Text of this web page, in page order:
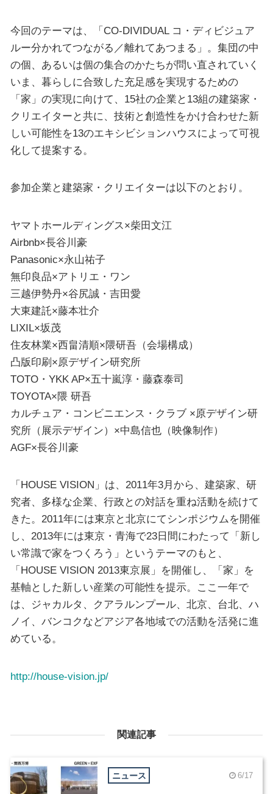
今回のテーマは、「CO-DIVIDUAL コ・ディビジュア
ルー分かれてつながる／離れてあつまる」。集団の中
の個、あるいは個の集合のかたちが問い直されていく
いま、暮らしに合致した充足感を実現するための
「家」の実現に向けて、15社の企業と13組の建築家・
クリエイターと共に、技術と創造性をかけ合わせた新
しい可能性を13のエキシビションハウスによって可視
化して提案する。
参加企業と建築家・クリエイターは以下のとおり。
ヤマトホールディングス×柴田文江
Airbnb×長谷川豪
Panasonic×永山祐子
無印良品×アトリエ・ワン
三越伊勢丹×谷尻誠・吉田愛
大東建託×藤本壮介
LIXIL×坂茂
住友林業×西畠清順×隈研吾（会場構成）
凸版印刷×原デザイン研究所
TOTO・YKK AP×五十嵐淳・藤森泰司
TOYOTA×隈 研吾
カルチュア・コンビニエンス・クラブ ×原デザイン研
究所（展示デザイン）×中島信也（映像制作）
AGF×長谷川豪
「HOUSE VISION」は、2011年3月から、建築家、研
究者、多様な企業、行政との対話を重ね活動を続けて
きた。2011年には東京と北京にてシンポジウムを開催
し、2013年には東京・青海で23日間にわたって「新し
い常識で家をつくろう」というテーマのもと、
「HOUSE VISION 2013東京展」を開催し、「家」を
基軸とした新しい産業の可能性を提示。ここ一年で
は、ジャカルタ、クアラルンプール、北京、台北、ハ
ノイ、バンコクなどアジア各地域での活動を活発に進
めている。
http://house-vision.jp/
関連記事
ニュース 6/17